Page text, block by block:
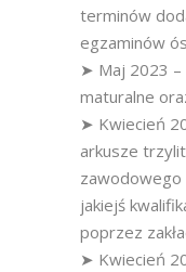
terminów
egzaminów
➤ Maj 2023 –
maturalne
➤ Kwiecień
arkusze
zawodowego
jakiejś
poprzez
➤ Kwiecień